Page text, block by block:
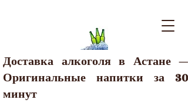
Доставка алкоголя в Астане —
Оригинальные напитки за 30
минут